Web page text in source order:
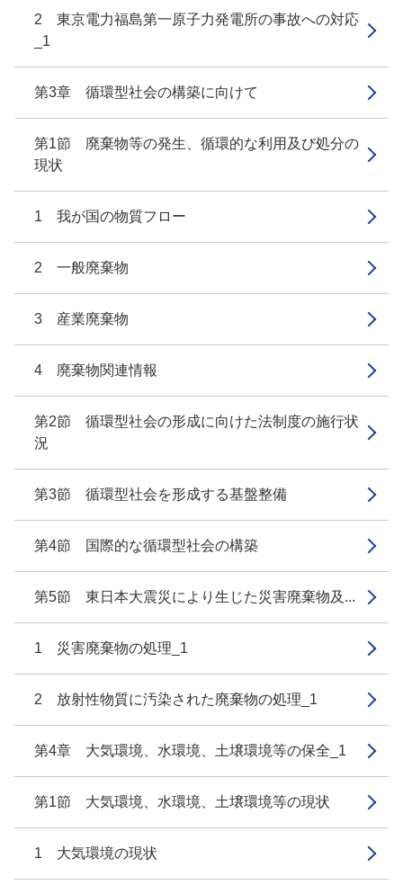
2 東京電力福島第一原子力発電所の事故への対応
_1
第3章 循環型社会の構築に向けて
第1節 廃棄物等の発生、循環的な利用及び処分の
現状
1 我が国の物質フロー
2 一般廃棄物
3 産業廃棄物
4 廃棄物関連情報
第2節 循環型社会の形成に向けた法制度の施行状
況
第3節 循環型社会を形成する基盤整備
第4節 国際的な循環型社会の構築
第5節 東日本大震災により生じた災害廃棄物及...
1 災害廃棄物の処理_1
2 放射性物質に汚染された廃棄物の処理_1
第4章 大気環境、水環境、土壌環境等の保全_1
第1節 大気環境、水環境、土壌環境等の現状
1 大気環境の現状